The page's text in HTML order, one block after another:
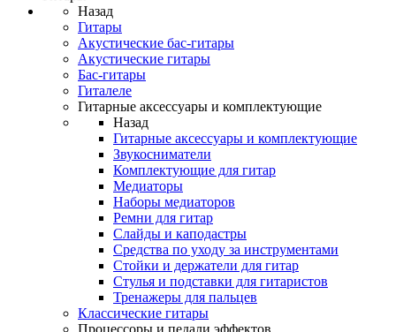
Назад
Гитары
Акустические бас-гитары
Акустические гитары
Бас-гитары
Гиталеле
Гитарные аксессуары и комплектующие
Назад
Гитарные аксессуары и комплектующие
Звукосниматели
Комплектующие для гитар
Медиаторы
Наборы медиаторов
Ремни для гитар
Слайды и каподастры
Средства по уходу за инструментами
Стойки и держатели для гитар
Стулья и подставки для гитаристов
Тренажеры для пальцев
Классические гитары
Процессоры и педали эффектов